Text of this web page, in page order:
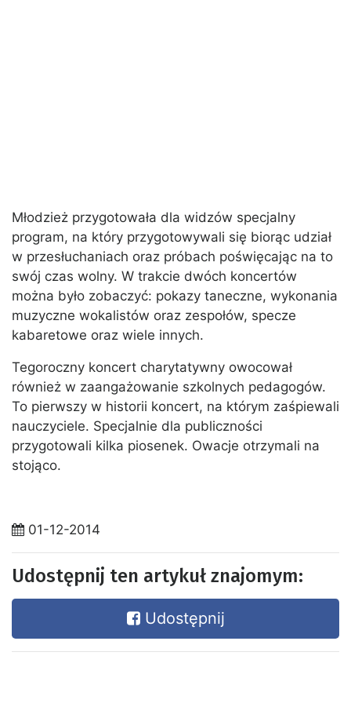
Młodzież przygotowała dla widzów specjalny
program, na który przygotowywali się biorąc udział
w przesłuchaniach oraz próbach poświęcając na to
swój czas wolny. W trakcie dwóch koncertów
można było zobaczyć: pokazy taneczne, wykonania
muzyczne wokalistów oraz zespołów, specze
kabaretowe oraz wiele innych.
Tegoroczny koncert charytatywny owocował
również w zaangażowanie szkolnych pedagogów.
To pierwszy w historii koncert, na którym zaśpiewali
nauczyciele. Specjalnie dla publiczności
przygotowali kilka piosenek. Owacje otrzymali na
stojąco.
01-12-2014
Udostępnij ten artykuł znajomym:
Udostępnij